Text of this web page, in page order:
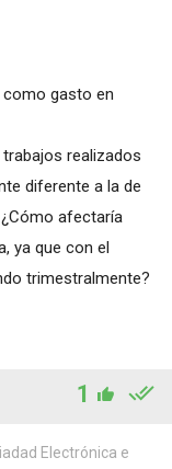
gasto en
realizados
diferente a la de
afectaría
ya que con el
trimestralmente?
1
Electrónica e